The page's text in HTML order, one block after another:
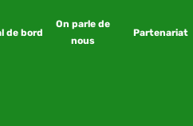
de bord
On parle de
nous
Partenariat